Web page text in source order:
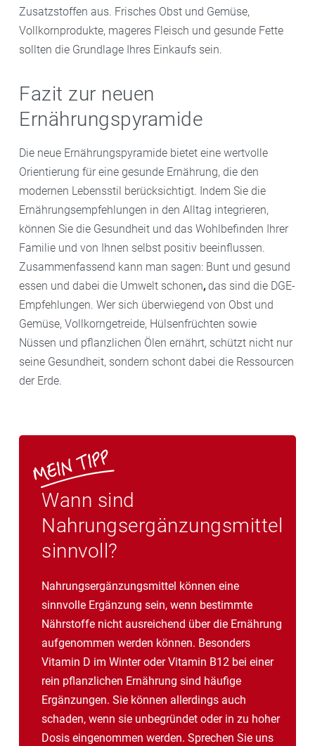
Zusatzstoffen aus. Frisches Obst und Gemüse,
Vollkornprodukte, mageres Fleisch und gesunde Fette
sollten die Grundlage Ihres Einkaufs sein.
Fazit zur neuen
Ernährungspyramide
Die neue Ernährungspyramide bietet eine wertvolle
Orientierung für eine gesunde Ernährung, die den
modernen Lebensstil berücksichtigt. Indem Sie die
Ernährungsempfehlungen in den Alltag integrieren,
können Sie die Gesundheit und das Wohlbefinden Ihrer
Familie und von Ihnen selbst positiv beeinflussen.
Zusammenfassend kann man sagen: Bunt und gesund
essen und dabei die Umwelt schonen, das sind die DGE-
Empfehlungen. Wer sich überwiegend von Obst und
Gemüse, Vollkorngetreide, Hülsenfrüchten sowie
Nüssen und pflanzlichen Ölen ernährt, schützt nicht nur
seine Gesundheit, sondern schont dabei die Ressourcen
der Erde.
Wann sind
Nahrungsergänzungsmittel
sinnvoll?
Nahrungsergänzungsmittel können eine
sinnvolle Ergänzung sein, wenn bestimmte
Nährstoffe nicht ausreichend über die Ernährung
aufgenommen werden können. Besonders
Vitamin D im Winter oder Vitamin B12 bei einer
rein pflanzlichen Ernährung sind häufige
Ergänzungen. Sie können allerdings auch
schaden, wenn sie unbegründet oder in zu hoher
Dosis eingenommen werden. Sprechen Sie uns